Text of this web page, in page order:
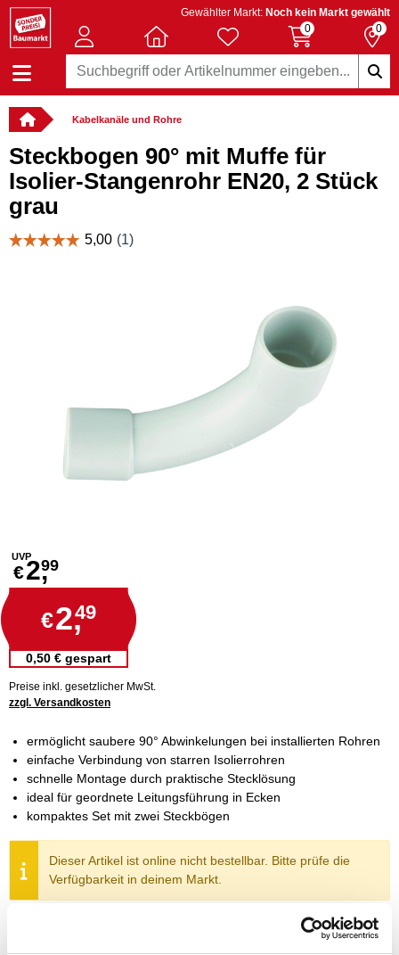
Gewählter Markt: Noch kein Markt gewählt
0
0
Kabelkanäle und Rohre
Steckbogen 90° mit Muffe für
Isolier-Stangenrohr EN20, 2 Stück
grau
UVP
€2,99
€2,49
0,50 € gespart
Preise inkl. gesetzlicher MwSt.
zzgl. Versandkosten
ermöglicht saubere 90° Abwinkelungen bei installierten Rohren
einfache Verbindung von starren Isolierrohren
schnelle Montage durch praktische Stecklösung
ideal für geordnete Leitungsführung in Ecken
kompaktes Set mit zwei Steckbögen
Dieser Artikel ist online nicht bestellbar. Bitte prüfe die
Verfügbarkeit in deinem Markt.
Um Abholung im Markt nutzen zu können, wähle zunächst